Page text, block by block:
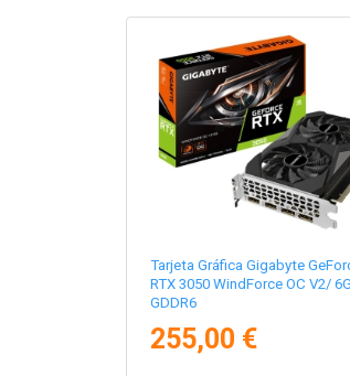
Tarjeta Gráfica Gigabyte
RTX 3050 WindForce OC V2/
GDDR6
255,00 €